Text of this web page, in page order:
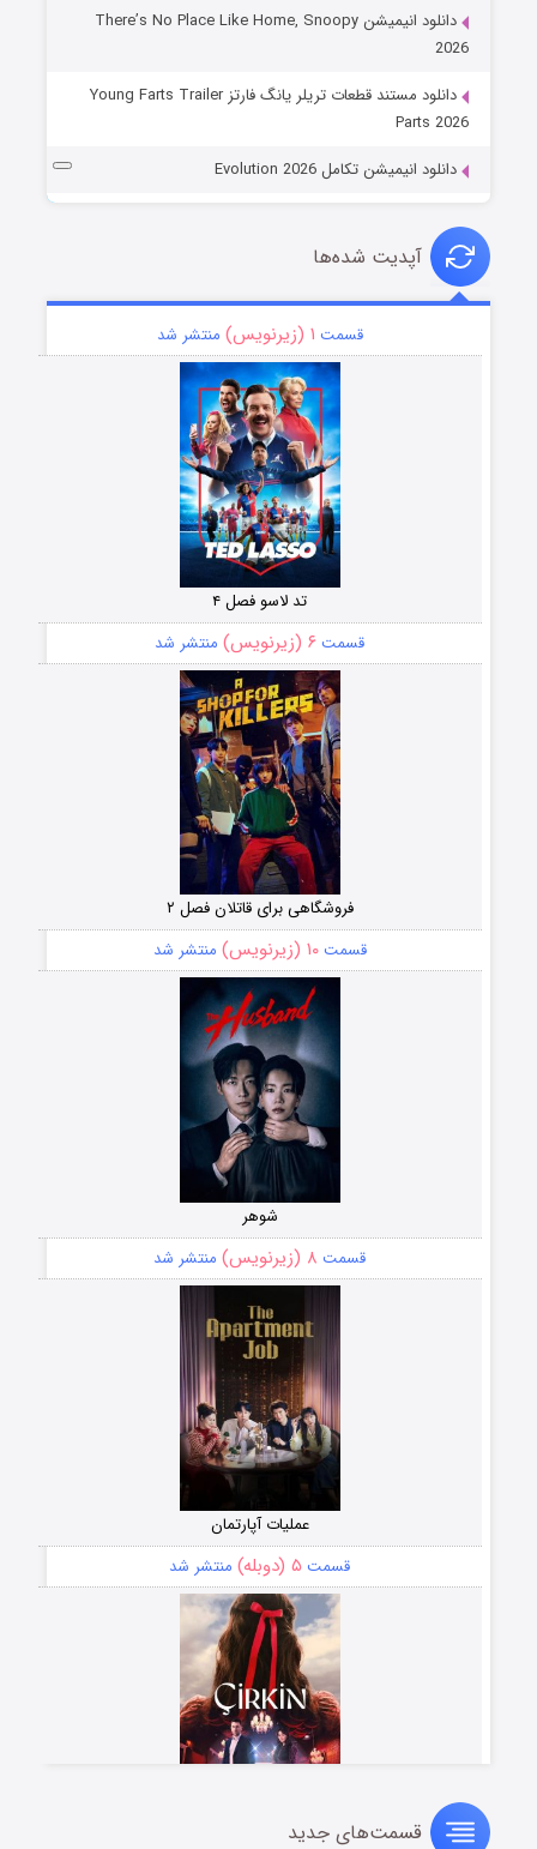
دانلود انیمیشن There’s No Place Like Home, Snoopy
2026
دانلود مستند قطعات تریلر یانگ فارتز Young Farts Trailer
Parts 2026
دانلود انیمیشن تکامل Evolution 2026
آپدیت شده‌ها
قسمت ۱ (زیرنویس) منتشر شد
تد لاسو فصل ۴
قسمت ۶ (زیرنویس) منتشر شد
فروشگاهی برای قاتلان فصل ۲
قسمت۱۰ (زیرنویس) منتشر شد
شوهر
قسمت ۸ (زیرنویس) منتشر شد
عملیات آپارتمان
قسمت ۵ (دوبله) منتشر شد
سریال زشتقسمت‌های جدید